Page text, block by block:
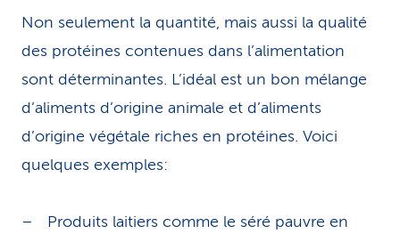
Non seulement la quantité, mais aussi la qualité
des protéines contenues dans l’alimentation
sont déterminantes. L’idéal est un bon mélange
d’aliments d’origine animale et d’aliments
d’origine végétale riches en protéines. Voici
quelques exemples:
Produits laitiers comme le séré pauvre en